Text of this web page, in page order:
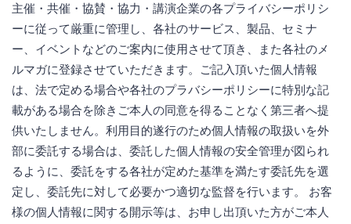
主催・共催・協賛・協力・講演企業の各プライバシーポリシ
ーに従って厳重に管理し、各社のサービス、製品、セミナ
ー、イベントなどのご案内に使用させて頂き、また各社のメ
ルマガに登録させていただきます。ご記入頂いた個人情報
は、法で定める場合や各社のプラバシーポリシーに特別な記
載がある場合を除きご本人の同意を得ることなく第三者へ提
供いたしません。利用目的遂行のため個人情報の取扱いを外
部に委託する場合は、委託した個人情報の安全管理が図られ
るように、委託をする各社が定めた基準を満たす委託先を選
定し、委託先に対して必要かつ適切な監督を行います。 お客
様の個人情報に関する開示等は、お申し出頂いた方がご本人